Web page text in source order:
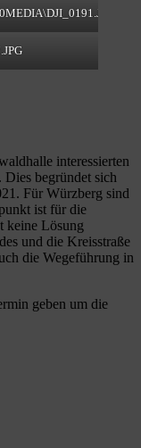
interessierten
begründet sich
Für Würzberg sind
ist für die
keine Lösung
und die Kreisstraße
die Wegeführung in
geben um die